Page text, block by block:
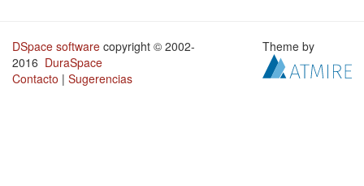
DSpace software copyright © 2002-
2016 DuraSpace
Contacto | Sugerencias
Theme by